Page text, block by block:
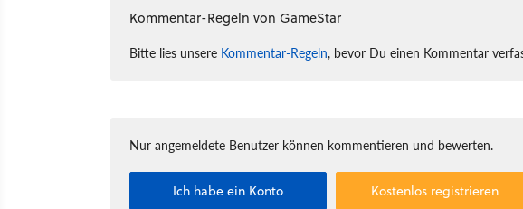
Kommentar-Regeln von GameStar
Bitte lies unsere Kommentar-Regeln, bevor Du einen Kommentar
Nur angemeldete Benutzer können kommentieren und bewerten.
Ich habe ein Konto Kostenlos registrieren